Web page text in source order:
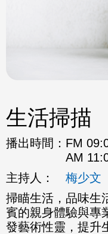
生活掃描
播出時間： FM
AM
主持人：
梅少文
掃瞄生活，品味生
賓的親身體驗與專
發藝術性靈，提升